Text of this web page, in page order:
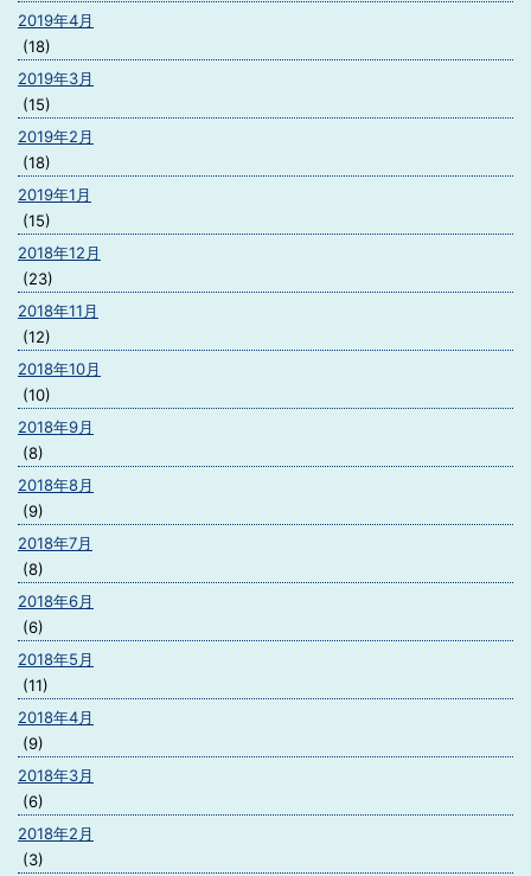
2019年4月
(18)
2019年3月
(15)
2019年2月
(18)
2019年1月
(15)
2018年12月
(23)
2018年11月
(12)
2018年10月
(10)
2018年9月
(8)
2018年8月
(9)
2018年7月
(8)
2018年6月
(6)
2018年5月
(11)
2018年4月
(9)
2018年3月
(6)
2018年2月
(3)